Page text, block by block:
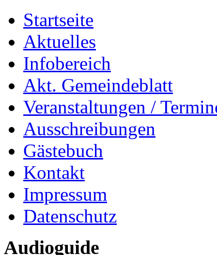
Startseite
Aktuelles
Infobereich
Akt. Gemeindeblatt
Veranstaltungen /
Ausschreibungen
Gästebuch
Kontakt
Impressum
Datenschutz
Audioguide